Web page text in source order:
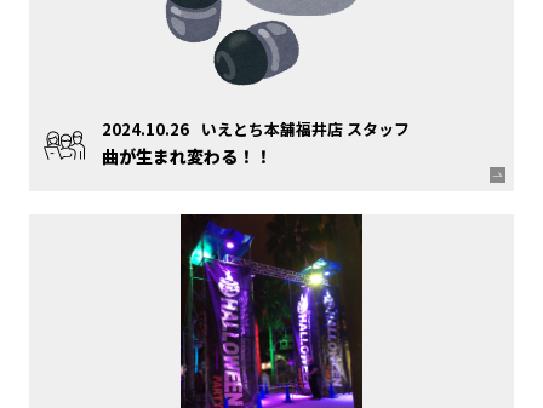
2024.10.26 いえとち本舗福井店 スタッフ
曲が生まれ変わる！！